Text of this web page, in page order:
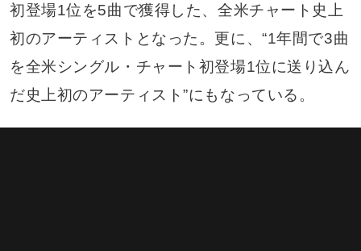
初登場1位を5曲で獲得した、全米チャート史上
初のアーティストとなった。更に、“1年間で3曲
を全米シングル・チャート初登場1位に送り込ん
だ史上初のアーティスト”にもなっている。